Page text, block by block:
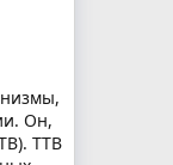
Он,
ТТВ